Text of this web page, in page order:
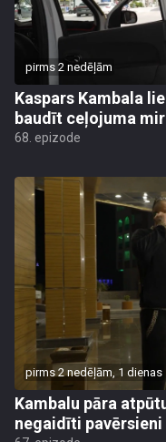
pirms 2 nedēļām
Kaspars Kambala
baudīt ceļojuma
68. epizode
pirms 2 nedēļām, 1 dienas
Kambalu pāra
negaidīti pavērsieni